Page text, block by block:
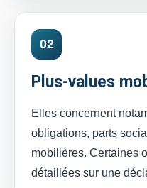
02
Plus-values
Elles concernent
obligations, parts
mobilières. Certaines
détaillées sur une